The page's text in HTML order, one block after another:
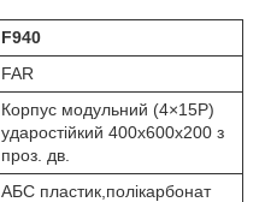
F940
FAR
Корпус модульний (4×15Р)
ударостійкий 400x600x200 з
проз. дв.
АБС пластик,полікарбонат